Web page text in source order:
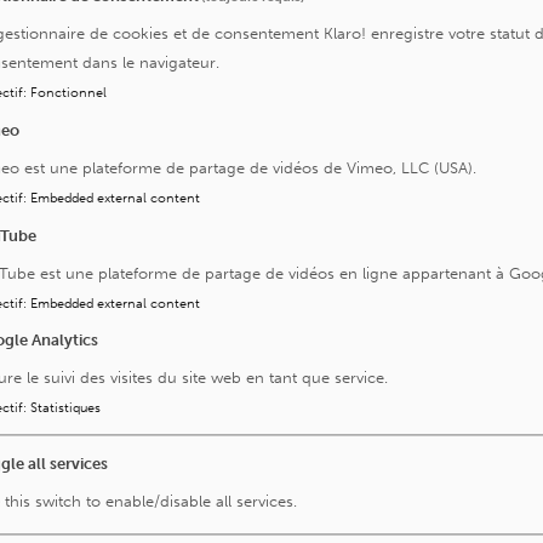
ostéochondromes, fibromes, etc.) comme les
métastases osseuses).
afin de définir la stratégie la plus adaptée :
au niveau national, Saint-Luc offre une
tumeurs de l’appareil locomoteur.
le-nous
Visitez aussi
de cookies et de consentement Klaro! enregistre votre statut
dans le navigateur.
: Fonctionnel
est une plateforme de partage de vidéos de Vimeo, LLC (USA).
: Embedded external content
est une plateforme de partage de vidéos en ligne appartenant à
: Embedded external content
Analytics
le suivi des visites du site web en tant que service.
: Statistiques
all services
this switch to enable/disable all services.